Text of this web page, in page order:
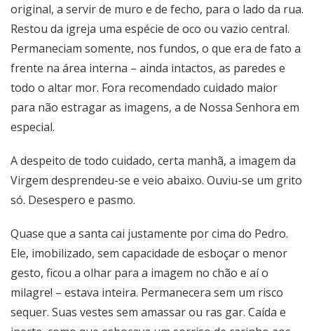
original, a servir de muro e de fecho, para o lado da rua.
Restou da igreja uma espécie de oco ou vazio central.
Permaneciam somente, nos fundos, o que era de fato a
frente na área interna – ainda intactos, as paredes e
todo o altar mor. Fora recomendado cuidado maior
para não estragar as imagens, a de Nossa Senhora em
especial.
A despeito de todo cuidado, certa manhã, a imagem da
Virgem desprendeu-se e veio abaixo. Ouviu-se um grito
só. Desespero e pasmo.
Quase que a santa cai justamente por cima do Pedro.
Ele, imobilizado, sem capacidade de esboçar o menor
gesto, ficou a olhar para a imagem no chão e aí o
milagre! – estava inteira. Permanecera sem um risco
sequer. Suas vestes sem amassar ou ras gar. Caída e